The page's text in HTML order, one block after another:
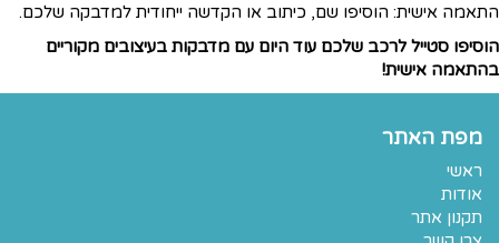
התאמה אישית: הוסיפו שם, כיתוב או הקדשה ייחודית למדבקה שלכם.
הוסיפו סטייל לרכב שלכם עוד היום עם מדבקות בעיצובים מקוריים
בהתאמה אישית!
מפת האתר
ראשי
אודות
תקנון אתר